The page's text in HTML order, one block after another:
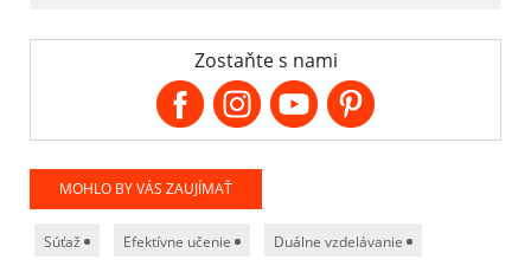
Zostaňte s nami
MOHLO BY VÁS ZAUJÍMAŤ
Súťaž Efektívne učenie Duálne vzdelávanie